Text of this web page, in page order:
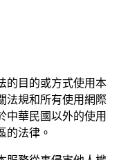
的目的或方式使用本
法規和所有使用網際
中華民國以外的使用
的法律。